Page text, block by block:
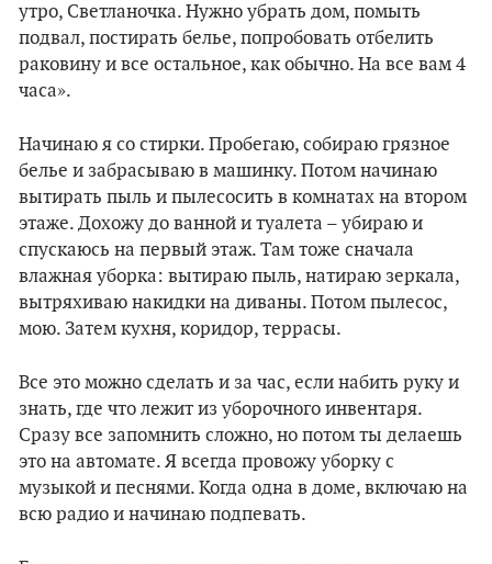
утро, Светланочка. Нужно убрать дом, помыть
подвал, постирать белье, попробовать отбелить
раковину и все остальное, как обычно. На все вам 4
часа».
Начинаю я со стирки. Пробегаю, собираю грязное
белье и забрасываю в машинку. Потом начинаю
вытирать пыль и пылесосить в комнатах на втором
этаже. Дохожу до ванной и туалета – убираю и
спускаюсь на первый этаж. Там тоже сначала
влажная уборка: вытираю пыль, натираю зеркала,
вытряхиваю накидки на диваны. Потом пылесос,
мою. Затем кухня, коридор, террасы.
Все это можно сделать и за час, если набить руку и
знать, где что лежит из уборочного инвентаря.
Сразу все запомнить сложно, но потом ты делаешь
это на автомате. Я всегда провожу уборку с
музыкой и песнями. Когда одна в доме, включаю на
всю радио и начинаю подпевать.